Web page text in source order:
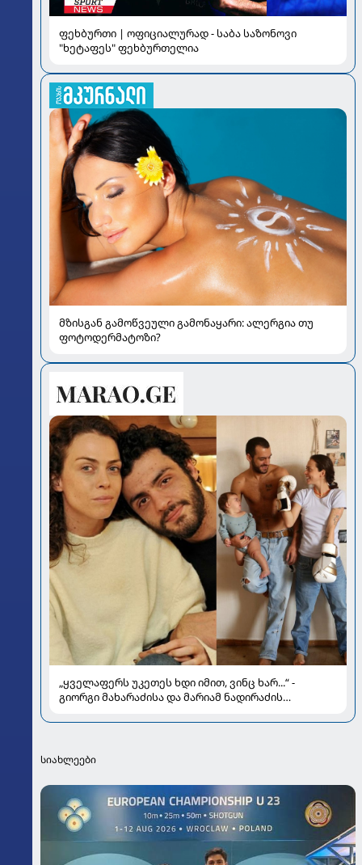
ფეხბურთი | ოფიციალურად - საბა საზონოვი
"ხეტაფეს" ფეხბურთელია
მზისგან გამოწვეული გამონაყარი: ალერგია თუ
ფოტოდერმატოზი?
„ყველაფერს უკეთეს ხდი იმით, ვინც ხარ...“ -
გიორგი მახარაძისა და მარიამ ნადირაძის
სიახლეები